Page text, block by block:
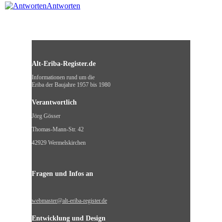
Antworten
Alt-Eriba-Register.de
Informationen rund um die
Eriba der Baujahre 1957 bis 1980
Verantwortlich
Jörg Gösser
Thomas-Mann-Str. 42
42929 Wermelskirchen
Fragen und Infos an
webmaster@alt-eriba-register.de
Entwicklung und Design